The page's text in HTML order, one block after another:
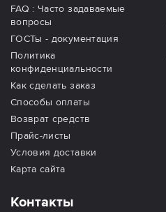
FAQ : Часто задаваемые
вопросы
ГОСТы - документация
Политика
конфиденциальности
Как сделать заказ
Способы оплаты
Возврат средств
Прайс-листы
Условия доставки
Карта сайта
Контакты